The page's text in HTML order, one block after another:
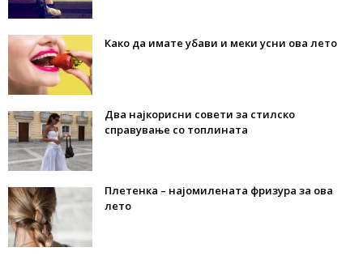
Како да имате убави и меки усни ова лето
Два најкорисни совети за стилско
справување со топлината
Плетенка – најомилената фризура за ова
лето